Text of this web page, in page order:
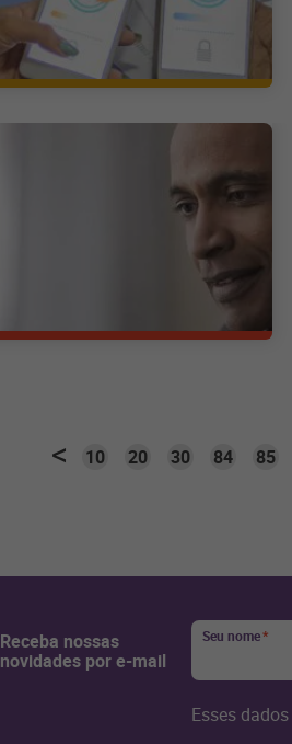
10 20 30 84 85
Receba nossas
novidades por e-mail
Seu nome*
Esses